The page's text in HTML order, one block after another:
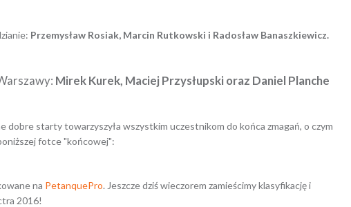
Przemysław Rosiak, Marcin Rutkowski i Radosław Banaszkiewicz.
Mirek Kurek, Maciej Przysłupski oraz Daniel Planche
dobre starty towarzyszyła wszystkim uczestnikom do końca zmagań, o czym
fotce "końcowej":
na PetanquePro. Jeszcze dziś wieczorem zamieścimy klasyfikację i
2016!